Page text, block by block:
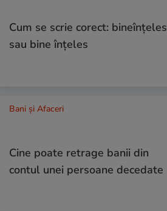
Cum se scrie corect: bineînțeles
sau bine înțeles
Bani și Afaceri
Cine poate retrage banii din
contul unei persoane decedate